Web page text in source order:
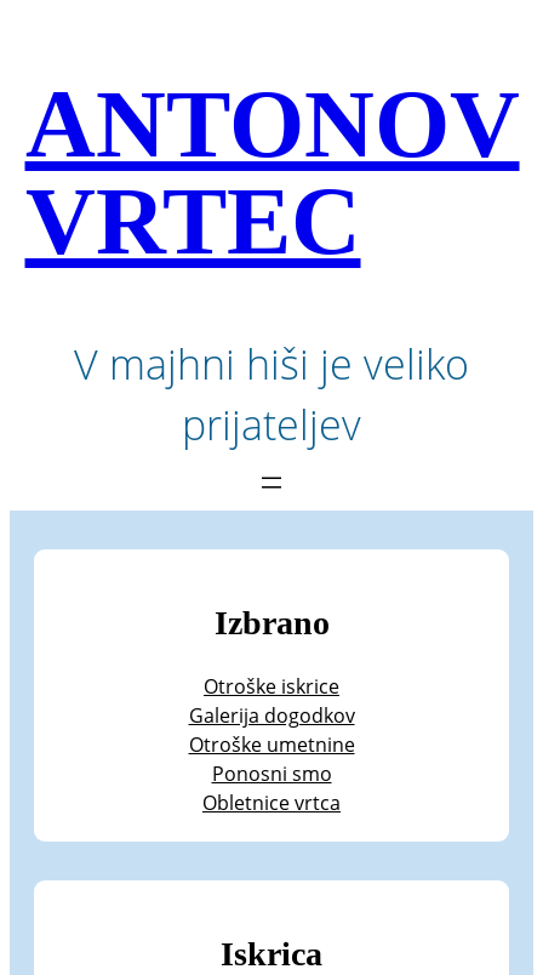
ANTONOV
VRTEC
V majhni hiši je veliko
prijateljev
Izbrano
Otroške iskrice
Galerija dogodkov
Otroške umetnine
Ponosni smo
Obletnice vrtca
Iskrica